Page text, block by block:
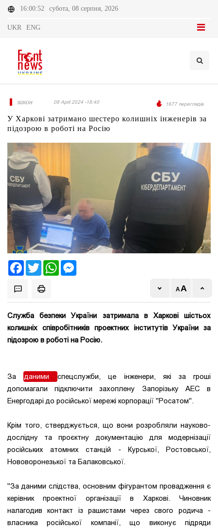
16:00:52 субота, 08 серпня, 2026
UKR ENG
закон 08 April 2024 -18:40 1677 переглядів
У Харкові затримано шестеро колишніх інженерів за
підозрою в роботі на Росію
FacebookTwitter WhatsApp
Служба безпеки України затримала в Харкові шістьох
колишніх співробітників проектних інститутів України за
підозрою в роботі на Росію.
За даними
спецслужби, це інженери, які за гроші
допомагали підключити захоплену Запорізьку АЕС в
Енергодарі до російської мережі корпорації "Росатом".
Крім того, стверджується, що вони розробляли науково-
дослідну та проєктну документацію для модернізації
російських атомних станцій - Курської, Ростовської,
Нововоронезької та Балаковської.
"За даними слідства, основним фігурантом провадження є
керівник проектної організації в Харкові. Чиновник
налагодив контакт із рашистами через свого родича -
власника російської компанії, що виконує підряди